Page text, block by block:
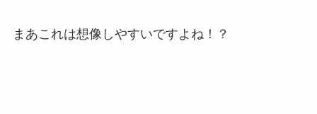
まあこれは想像しやすいですよね！？